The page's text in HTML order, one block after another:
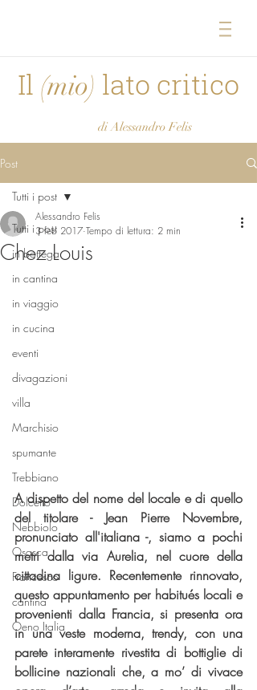
Il (mio) lato critico
di Alessandro Felis
Post
Tutti i post
in bottega
in cantina
in viaggio
in cucina
eventi
divagazioni
villa
Marchisio
spumante
Trebbiano
Dolcetto
Nebbiolo
Osasca
Francesco
cantina
Oeno Italia
Tutti i post
Chez Louis
Alessandro Felis
3 feb 2017 Tempo di lettura: 2 min
A dispetto del nome del locale e di quello
del titolare - Jean Pierre Novembre,
pronunciato all'italiana -, siamo a pochi
metri dalla via Aurelia, nel cuore della
cittadina ligure. Recentemente rinnovato,
questo appuntamento per habitués locali e
provenienti dalla Francia, si presenta ora
in una veste moderna, trendy, con una
parete interamente rivestita di bottiglie di
bollicine nazionali che, a mo’ di vivace